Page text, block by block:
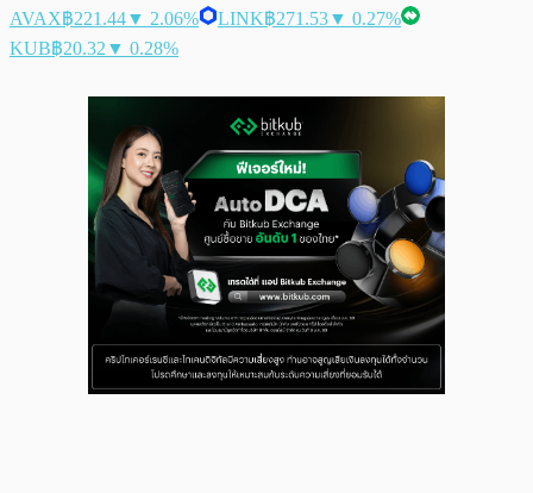
AVAX฿221.44▼ 2.06% LINK฿271.53▼ 0.27%
KUB฿20.32 ▼ 0.28%